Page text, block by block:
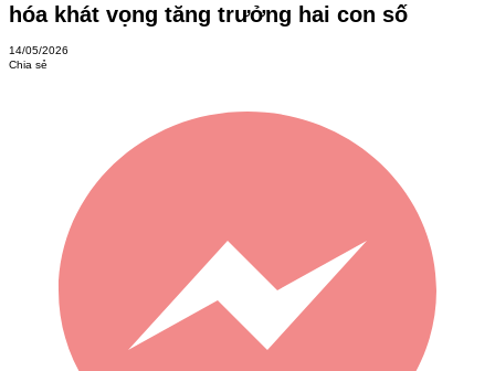
hóa khát vọng tăng trưởng hai con số
14/05/2026
Chia sẻ